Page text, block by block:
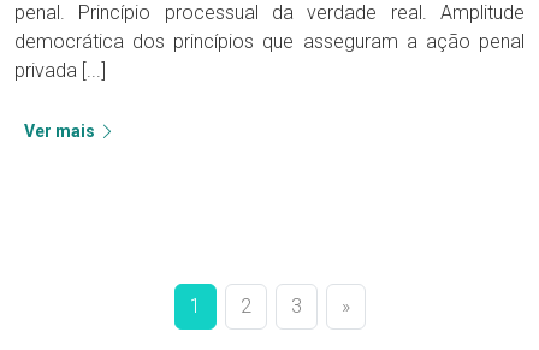
penal. Princípio processual da verdade real. Amplitude
democrática dos princípios que asseguram a ação penal
privada [...]
Ver mais
1 2 3 »